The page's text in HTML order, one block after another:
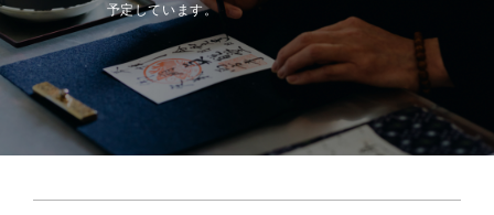
予定しています。